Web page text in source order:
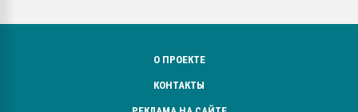
О ПРОЕКТЕ
КОНТАКТЫ